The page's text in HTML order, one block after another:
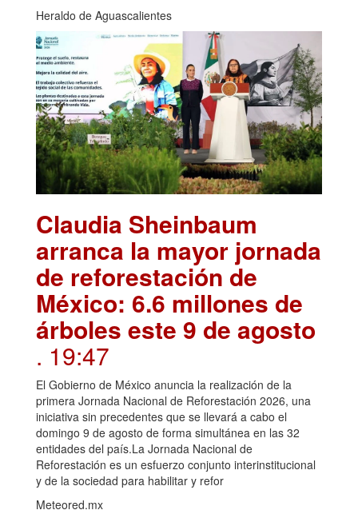
Heraldo de Aguascalientes
Claudia Sheinbaum
arranca la mayor jornada
de reforestación de
México: 6.6 millones de
árboles este 9 de agosto
. 19:47
El Gobierno de México anuncia la realización de la
primera Jornada Nacional de Reforestación 2026, una
iniciativa sin precedentes que se llevará a cabo el
domingo 9 de agosto de forma simultánea en las 32
entidades del país.La Jornada Nacional de
Reforestación es un esfuerzo conjunto interinstitucional
y de la sociedad para habilitar y refor
Meteored.mx